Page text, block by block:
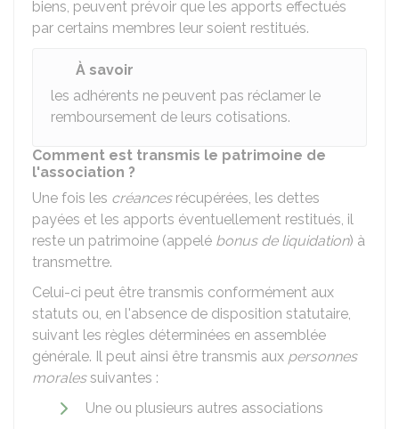
biens, peuvent prévoir que les apports effectués
par certains membres leur soient restitués.
À savoir
les adhérents ne peuvent pas réclamer le
remboursement de leurs cotisations.
Comment est transmis le patrimoine de
l'association ?
Une fois les créancesrécupérées, les dettes
payées et les apports éventuellement restitués, il
reste un patrimoine (appelé bonus de liquidation) à
transmettre.
Celui-ci peut être transmis conformément aux
statuts ou, en l'absence de disposition statutaire,
suivant les règles déterminées en assemblée
générale. Il peut ainsi être transmis aux personnes
moralessuivantes :
Une ou plusieurs autres associations